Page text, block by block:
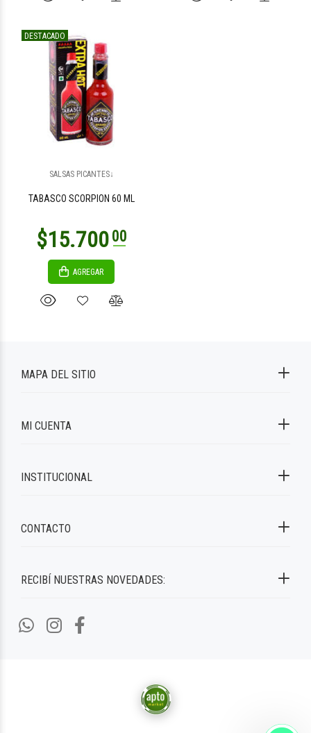
DESTACADO
SALSAS PICANTES↓
TABASCO SCORPION 60 ML
AGREGAR
RECIBÍ NUESTRAS NOVEDADES:
MAPA DEL SITIO
MI CUENTA
INSTITUCIONAL
CONTACTO